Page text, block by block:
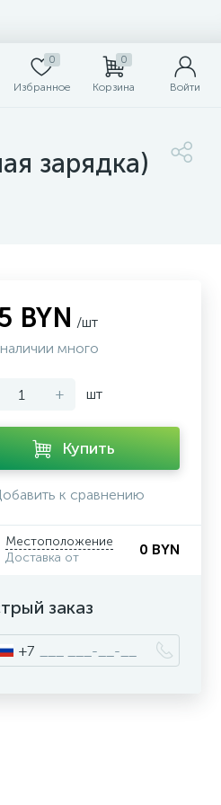
0
Избранное
0
Корзина Войти
зарядка)
BYN /шт
много
+ шт
Купить
к сравнению
Местоположение
Доставка от
0 BYN
заказ
+7